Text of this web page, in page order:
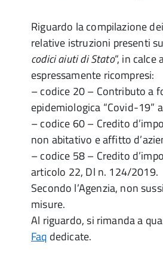
Riguardo la compilazione
relative istruzioni presenti
codici aiuti di Stato“, in
espressamente ricompresi:
– codice 20 – Contributo a
epidemiologica “Covid-19”
– codice 60 – Credito
non abitativo e affitto
– codice 58 – Credito
articolo 22, Dl n. 124/2019.
Secondo l’Agenzia, non
misure.
Al riguardo, si rimanda a
Faq dedicate.